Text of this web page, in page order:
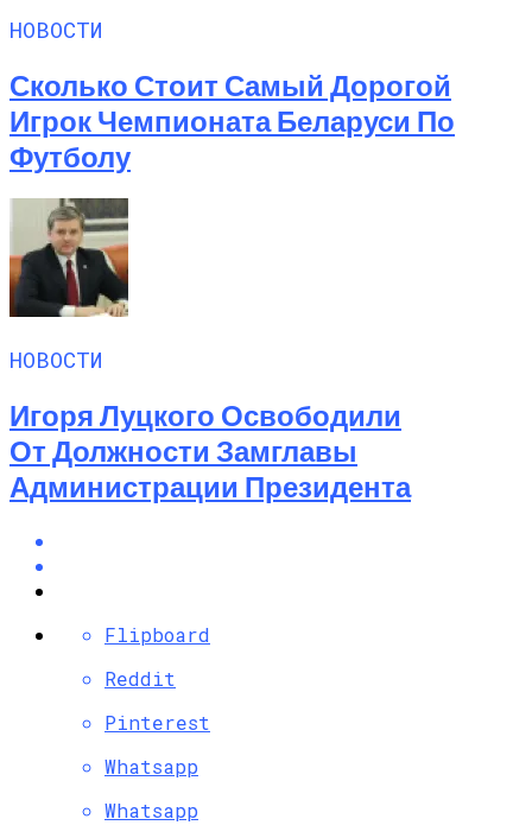
НОВОСТИ
Сколько Стоит Самый Дорогой
Игрок Чемпионата Беларуси По
Футболу
НОВОСТИ
Игоря Луцкого Освободили
От Должности Замглавы
Администрации Президента
Flipboard
Reddit
Pinterest
Whatsapp
Whatsapp